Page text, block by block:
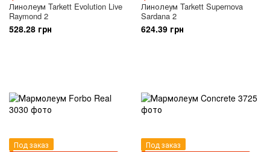
Линолеум Tarkett Evolution Live
Raymond 2
528.28 грн
Линолеум Tarkett Supernova
Sardana 2
624.39 грн
Под заказ
Под заказ